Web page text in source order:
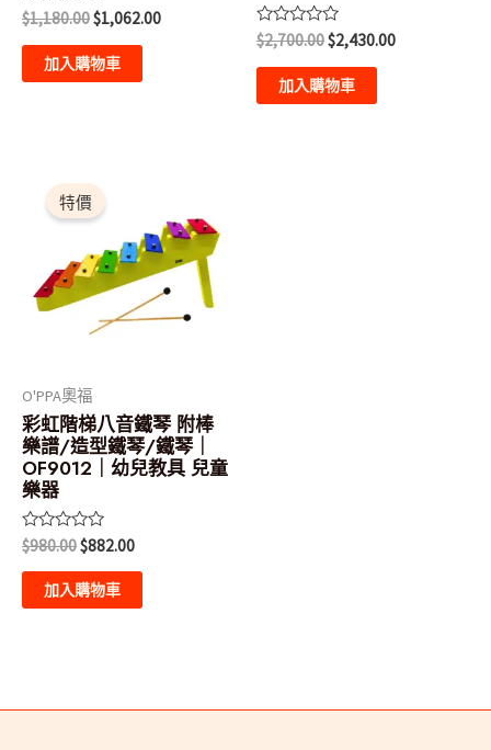
評
分
0
分
$1,180.00$1,062.00
加入購物車
評
分
0
分
$2,700.00$2,430.00
加入購物車
特價
O'PPA奧福
彩虹階梯八音鐵琴 附棒
樂譜/造型鐵琴/鐵琴｜
OF9012｜幼兒教具 兒童
樂器
評
分
0
分
$980.00
始
價
$980.00。
$882.00
格：
$882.00。
加入購物車